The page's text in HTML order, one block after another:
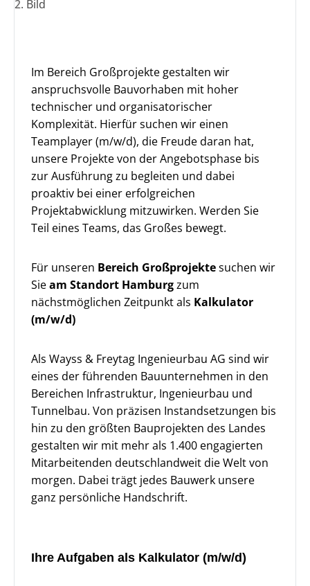
Im Bereich Großprojekte gestalten wir
anspruchsvolle Bauvorhaben mit hoher
technischer und organisatorischer
Komplexität. Hierfür suchen wir einen
Teamplayer (m/w/d), die Freude daran hat,
unsere Projekte von der Angebotsphase bis
zur Ausführung zu begleiten und dabei
proaktiv bei einer erfolgreichen
Projektabwicklung mitzuwirken. Werden Sie
Teil eines Teams, das Großes bewegt.
Für unseren Bereich Großprojektesuchen wir
Sieam Standort Hamburgzum
nächstmöglichen Zeitpunkt als Kalkulator
(m/w/d)
Als Wayss & Freytag Ingenieurbau AG sind wir
eines der führenden Bauunternehmen in den
Bereichen Infrastruktur, Ingenieurbau und
Tunnelbau. Von präzisen Instandsetzungen bis
hin zu den größten Bauprojekten des Landes
gestalten wir mit mehr als 1.400 engagierten
Mitarbeitenden deutschlandweit die Welt von
morgen. Dabei trägt jedes Bauwerk unsere
ganz persönliche Handschrift.
Ihre Aufgaben als Kalkulator (m/w/d)